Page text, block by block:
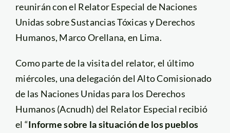
reunirán con el Relator Especial de Naciones
Unidas sobre Sustancias Tóxicas y Derechos
Humanos, Marco Orellana, en Lima.
Como parte de la visita del relator, el último
miércoles, una delegación del Alto Comisionado
de las Naciones Unidas para los Derechos
Humanos (Acnudh) del Relator Especial recibió
el “Informe sobre la situación de los pueblos